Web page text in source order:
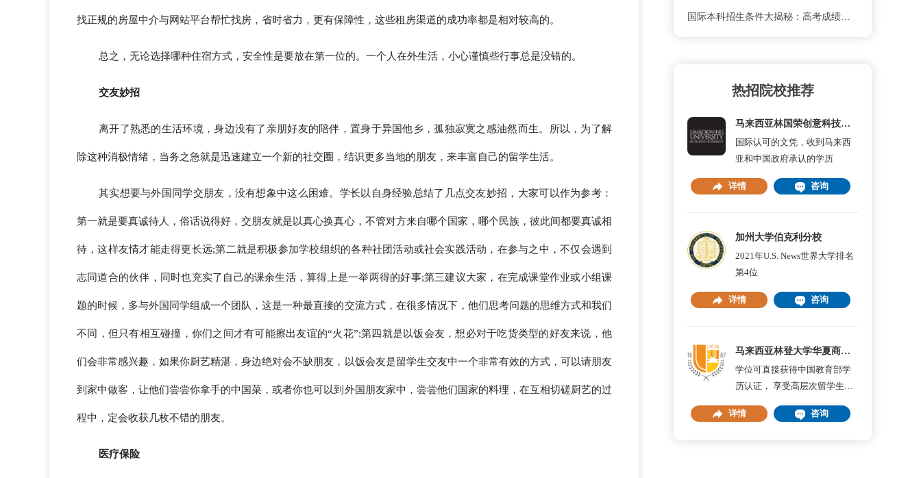
找正规的房屋中介与网站平台帮忙找房，省时省力，更有保障性，这些租房渠道的成功率都是相对较高的。
总之，无论选择哪种住宿方式，安全性是要放在第一位的。一个人在外生活，小心谨慎些行事总是没错的。
交友妙招
离开了熟悉的生活环境，身边没有了亲朋好友的陪伴，置身于异国他乡，孤独寂寞之感油然而生。所以，为了解
除这种消极情绪，当务之急就是迅速建立一个新的社交圈，结识更多当地的朋友，来丰富自己的留学生活。
其实想要与外国同学交朋友，没有想象中这么困难。学长以自身经验总结了几点交友妙招，大家可以作为参考：
第一就是要真诚待人，俗话说得好，交朋友就是以真心换真心，不管对方来自哪个国家，哪个民族，彼此间都要真诚相
待，这样友情才能走得更长远;第二就是积极参加学校组织的各种社团活动或社会实践活动，在参与之中，不仅会遇到
志同道合的伙伴，同时也充实了自己的课余生活，算得上是一举两得的好事;第三建议大家，在完成课堂作业或小组课
题的时候，多与外国同学组成一个团队，这是一种最直接的交流方式，在很多情况下，他们思考问题的思维方式和我们
不同，但只有相互碰撞，你们之间才有可能擦出友谊的“火花”;第四就是以饭会友，想必对于吃货类型的好友来说，他
们会非常感兴趣，如果你厨艺精湛，身边绝对会不缺朋友，以饭会友是留学生交友中一个非常有效的方式，可以请朋友
到家中做客，让他们尝尝你拿手的中国菜，或者你也可以到外国朋友家中，尝尝他们国家的料理，在互相切磋厨艺的过
程中，定会收获几枚不错的朋友。
医疗保险
国际本科招生条件大揭秘：高考成绩要多少分才够？
热招院校推荐
马来西亚林国荣创意科技大学
国际认可的文凭，收到马来西
亚和中国政府承认的学历
详情 咨询
加州大学伯克利分校
2021年U.S. News世界大学排名
第4位
详情 咨询
马来西亚林登大学华夏商学院
学位可直接获得中国教育部学
历认证， 享受高层次留学生回
详情
咨询